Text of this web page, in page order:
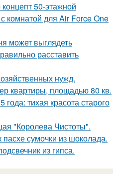
50-этажной
комнатой для Air Force One
может выглядеть
расставить
нужд.
квартиры, площадью 80 кв.
года: тихая красота старого
"Королева Чистоты".
сумочки из шоколада.
из гипса.